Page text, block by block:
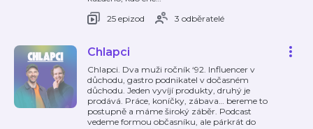
25 epizod
3 odběratelé
Chlapci
Chlapci. Dva muži ročník ‘92. Influencer v
důchodu, gastro podnikatel v dočasném
důchodu. Jeden vyvíjí produkty, druhý je
prodává. Práce, koníčky, zábava… bereme to
postupně a máme široký záběr. Podcast
vedeme formou občasníku, ale párkrát do